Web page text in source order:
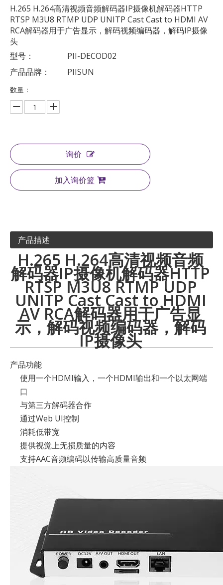
H.265 H.264高清视频音频解码器IP摄像机解码器HTTP
RTSP M3U8 RTMP UDP UNITP Cast Cast to HDMI AV
RCA解码器用于广告显示，解码视频编码器，解码IP摄像
头
型号：
PII-DECOD02
产品品牌：
PIISUN
数量：
询价
加入询价篮
产品描述
H.265 H.264高清视频音频
解码器IP摄像机解码器HTTP
RTSP M3U8 RTMP UDP
UNITP Cast Cast to HDMI
AV RCA解码器用于广告显
示，解码视频编码器，解码
IP摄像头
产品功能
使用一个HDMI输入，一个HDMI输出和一个以太网端
口
与第三方解码器合作
通过Web UI控制
消耗低带宽
提供视觉上无损质量的内容
支持AAC音频编码以传输高质量音频